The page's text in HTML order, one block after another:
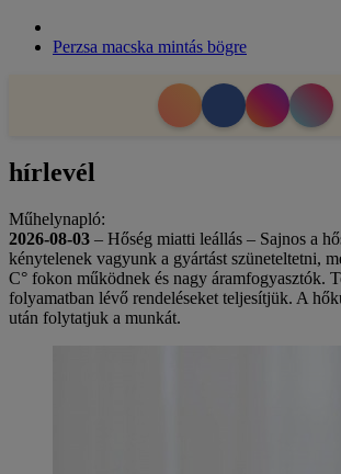
Perzsa macska mintás bögre
hírlevél
Műhelynapló:
2026-08-03 – Hőség miatti leállás – Sajnos a
kénytelenek vagyunk a gyártást szüneteltetni,
C° fokon működnek és nagy áramfogyasztók.
folyamatban lévő rendeléseket teljesítjük. A
után folytatjuk a munkát.